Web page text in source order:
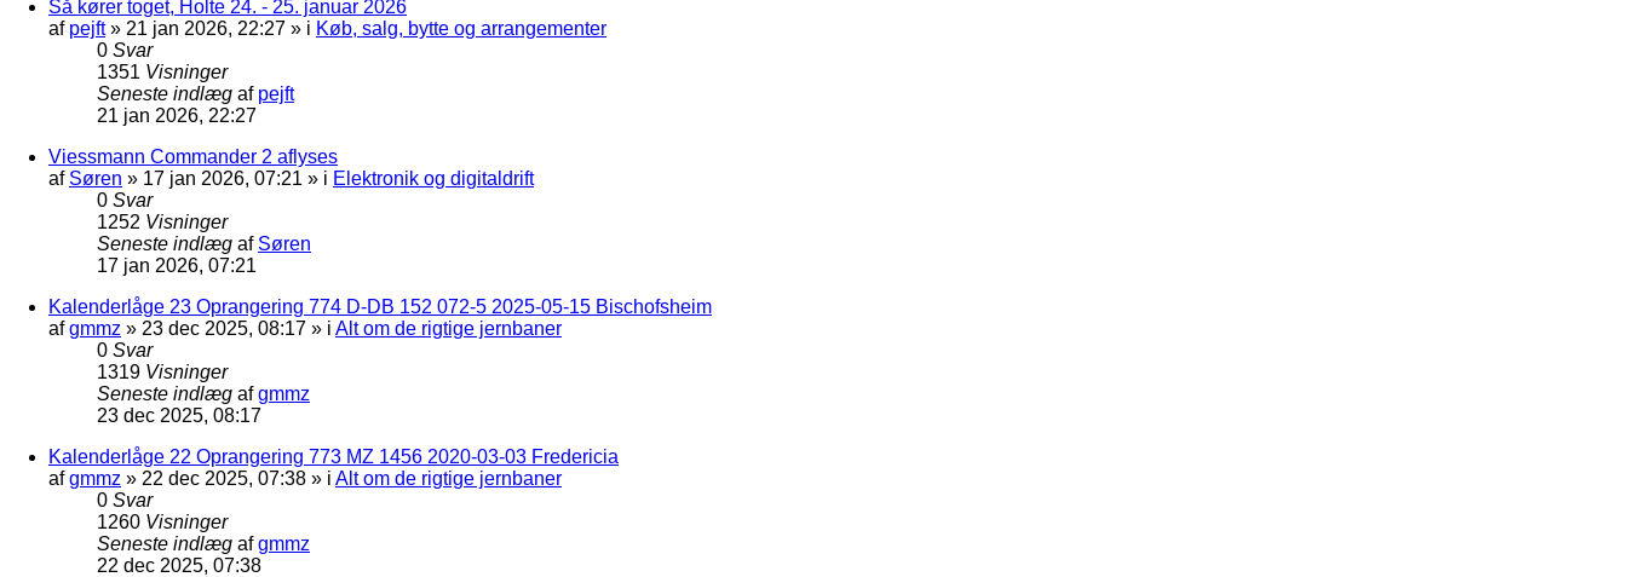
Så kører toget, Holte 24. - 25. januar 2026
af pejft» 21 jan 2026, 22:27 » i Køb, salg, bytte og arrangementer
0 Svar
1351 Visninger
Seneste indlæg af pejft
21 jan 2026, 22:27
Viessmann Commander 2 aflyses
af Søren » 17 jan 2026, 07:21 » i Elektronik og digitaldrift
0 Svar
1252 Visninger
Seneste indlæg af Søren
17 jan 2026, 07:21
Kalenderlåge 23 Oprangering 774 D-DB 152 072-5 2025-05-15 Bischofsheim
afgmmz » 23 dec 2025, 08:17 » i Alt om de rigtige jernbaner
0 Svar
1319 Visninger
Seneste indlæg afgmmz
23 dec 2025, 08:17
Kalenderlåge 22 Oprangering 773 MZ 1456 2020-03-03 Fredericia
afgmmz » 22 dec 2025, 07:38 » i Alt om de rigtige jernbaner
0 Svar
1260 Visninger
Seneste indlæg afgmmz
22 dec 2025, 07:38